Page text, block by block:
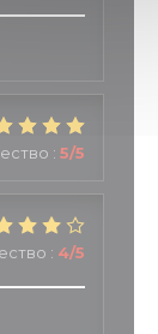
: 5/5
: 4/5